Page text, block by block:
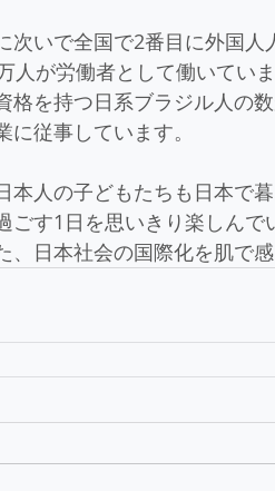
次いで全国で2番目に外国
人が労働者として働いてい
格を持つ日系ブラジル人の
従事しています。
本人の子どもたちも日本で
ごす1日を思いきり楽しん
、日本社会の国際化を肌で感